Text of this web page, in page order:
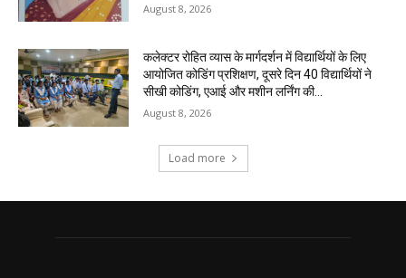
August 8, 2026
कलेक्टर रोहित व्यास के मार्गदर्शन में विद्यार्थियों के लिए
आयोजित कोडिंग प्रशिक्षण, दूसरे दिन 40 विद्यार्थियों ने
सीखी कोडिंग, एआई और मशीन लर्निंग की...
August 8, 2026
Load more